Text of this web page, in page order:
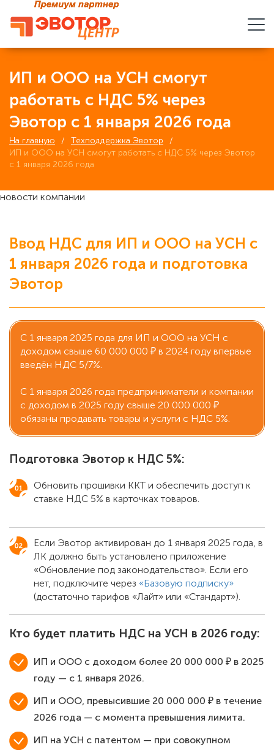
ИП и ООО на УСН смогут
работать с НДС 5% через
Эвотор с 1 января 2026 года
На главную
Техподдержка Эвотор
ИП и ООО на УСН смогут работать с НДС 5% через Эвотор
с 1 января 2026 года
новости компании
Ввод НДС для ИП и ООО на УСН с
1 января 2026 года и подготовка
Эвотор
С 1 января 2025 года для ИП и ООО на УСН с
доходом свыше 60 000 000 ₽ в 2024 году впервые
введён НДС 5/7%.
С 1 января 2026 года предприниматели и компании
с доходом в 2025 году свыше 20 000 000 ₽
обязаны продавать товары и услуги с НДС 5%.
Подготовка Эвотор к НДС 5%:
Обновить прошивки ККТ и обеспечить доступ к
ставке НДС 5% в карточках товаров.
Если Эвотор активирован до 1 января 2025 года, в
ЛК должно быть установлено приложение
«Обновление под законодательство». Если его
нет, подключите через «Базовую подписку»
(достаточно тарифов «Лайт» или «Стандарт»).
Кто будет платить НДС на УСН в 2026 году:
ИП и ООО с доходом более 20 000 000 ₽ в 2025
году — с 1 января 2026.
ИП и ООО, превысившие 20 000 000 ₽ в течение
2026 года — с момента превышения лимита.
ИП на УСН с патентом — при совокупном